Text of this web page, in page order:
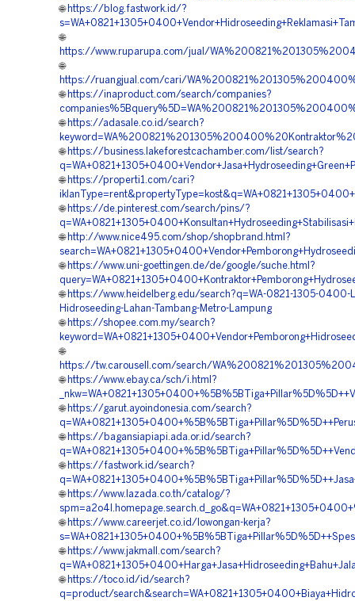
🌐 https://blog.fastwork.id/?
🌐
https://www.ruparupa.com/jual/
🌐
https://ruangjual.com/cari/
🌐 https://inaproduct.com/search/companies?
🌐 https://adasale.co.id/search?
🌐 https://business.lakeforestcachamber.com/list/search?
🌐 https://properti1.com/cari?
🌐 https://de.pinterest.com/search/pins/?
🌐 http://www.nice495.com/shop/shopbrand.html?
🌐 https://www.uni-goettingen.de/de/google/suche.html?
🌐 https://www.heidelberg.edu/search?q=WA-0821-1305-0400-
Hidroseeding-Lahan-Tambang-Metro-Lampung
🌐 https://shopee.com.my/search?
🌐
https://tw.carousell.com/search/
🌐 https://www.ebay.ca/sch/i.html?
🌐 https://garut.ayoindonesia.com/search?
🌐 https://bagansiapiapi.ada.or.id/search?
🌐 https://fastwork.id/search?
🌐 https://www.lazada.co.th/catalog/?
🌐 https://www.careerjet.co.id/lowongan-kerja?
🌐 https://www.jakmall.com/search?
🌐 https://toco.id/id/search?
q=product/